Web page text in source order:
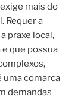
exige mais do
Requer a
praxe local,
que possua
uma comarca
demandas